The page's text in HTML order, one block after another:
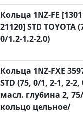
[4]
[1]
[159]
[41]
[70]
[4]
[23]
Кольца 1NZ-FE
21120] STD TOYOTA
0/1.2-1.2-2.0)
Кольца 1NZ-FXE
STD (75, 0/1, 2-1, 2-2,
масл. глубина 2,
кольцо цельное/